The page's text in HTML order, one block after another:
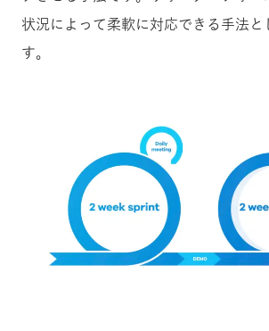
状況によって柔軟に対応できる手法と
す。